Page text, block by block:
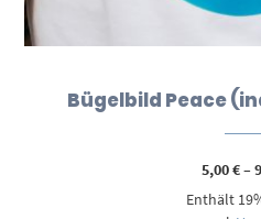
Bügelbild Peace
5,00€–
Enthält